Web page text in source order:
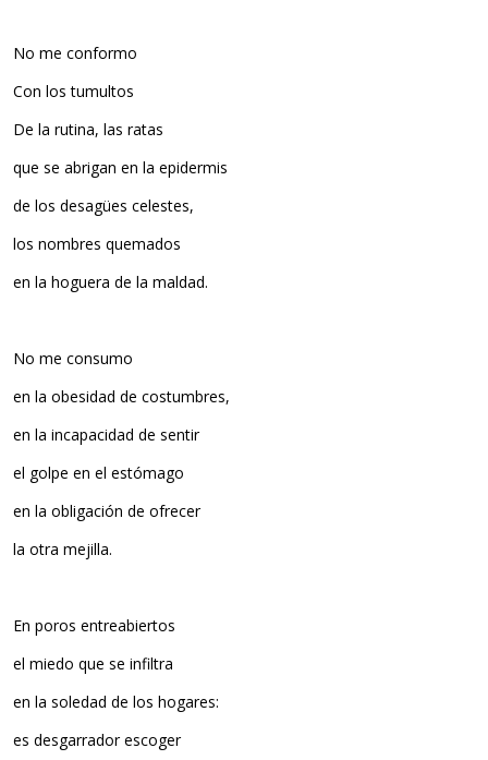
No me conformo
Con los tumultos
De la rutina, las ratas
que se abrigan en la epidermis
de los desagües celestes,
los nombres quemados
en la hoguera de la maldad.
No me consumo
en la obesidad de costumbres,
en la incapacidad de sentir
el golpe en el estómago
en la obligación de ofrecer
la otra mejilla.
En poros entreabiertos
el miedo que se infiltra
en la soledad de los hogares:
es desgarrador escoger